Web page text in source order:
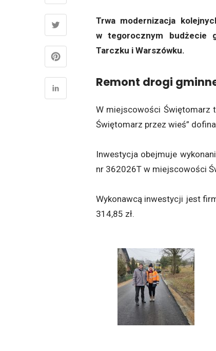
Trwa modernizacja
w tegorocznym budżecie
Tarczku i Warszówku.
Remont drogi
W miejscowości Świętomarz
Świętomarz przez wieś”
Inwestycja obejmuje
nr 362026T w miejscowości
Wykonawcą inwestycji jest
314,85 zł.